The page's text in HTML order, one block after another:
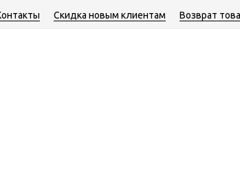
Скидка новым клиентам Возврат